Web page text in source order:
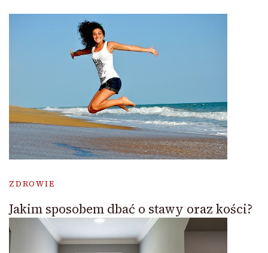
ZDROWIE
Jakim sposobem dbać o stawy oraz kości?